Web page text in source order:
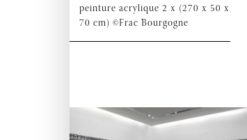
peinture acrylique 2 x (270 x 50 x
70 cm) ©Frac Bourgogne